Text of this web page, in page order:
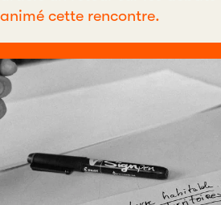
animé cette rencontre.